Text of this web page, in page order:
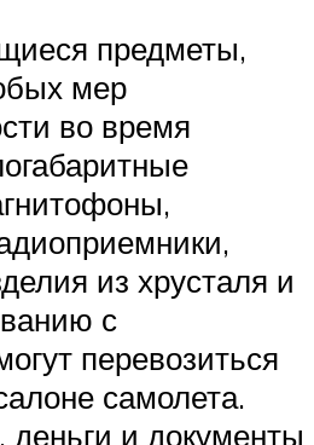
предметы,
мер
во время
из хрусталя и
с
перевозиться
самолета.
деньги и документы